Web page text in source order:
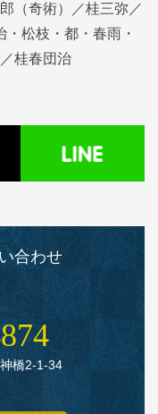
（奇術）／桂三弥／
松枝・都・春雨・
桂春団治
合わせ
橋2‑1‑34